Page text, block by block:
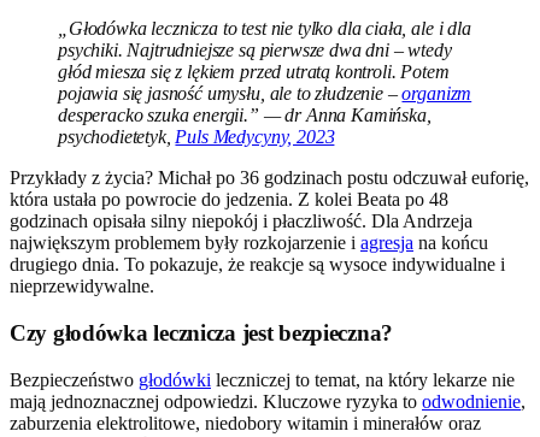
„Głodówka lecznicza to test nie tylko dla ciała, ale i dla
psychiki. Najtrudniejsze są pierwsze dwa dni – wtedy
głód miesza się z lękiem przed utratą kontroli. Potem
pojawia się jasność umysłu, ale to złudzenie –organizm
desperacko szuka energii.” — dr Anna Kamińska,
psychodietetyk, Puls Medycyny, 2023
Przykłady z życia? Michał po 36 godzinach postu odczuwał euforię,
która ustała po powrocie do jedzenia. Z kolei Beata po 48
godzinach opisała silny niepokój i płaczliwość. Dla Andrzeja
największym problemem były rozkojarzenie i agresja na końcu
drugiego dnia. To pokazuje, że reakcje są wysoce indywidualne i
nieprzewidywalne.
Czy głodówka lecznicza jest bezpieczna?
Bezpieczeństwo głodówki leczniczej to temat, na który lekarze nie
mają jednoznacznej odpowiedzi. Kluczowe ryzyka to odwodnienie,
zaburzenia elektrolitowe, niedobory witamin i minerałów oraz